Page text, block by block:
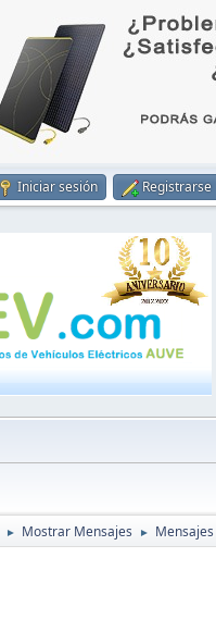
Iniciar sesión Registrarse
► Mostrar Mensajes ► Mensajes